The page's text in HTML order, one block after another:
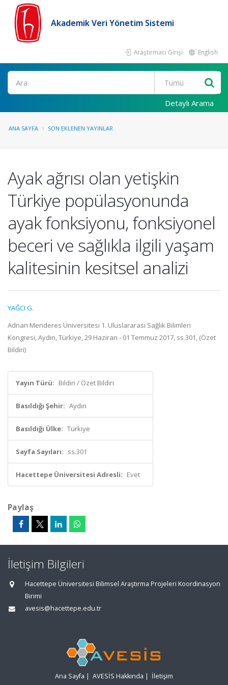
Akademik Veri Yönetim Sistemi
Araştırmacı Girişi English
Ara
Detaylı Arama
ANA SAYFA SON EKLENEN YAYINLAR
Ayak ağrısı olan yetişkin
Türkiye popülasyonunda
ayak fonksiyonu, fonksiyonel
beceri ve sağlıkla ilgili yaşam
kalitesinin kesitsel analizi
YAĞCI G.
Adnan Menderes Üniversitesi 1. Uluslararası Sağlık Bilimleri
Kongresi, Aydın, Türkiye, 29 Haziran - 01 Temmuz 2017, ss.301, (Özet
Bildiri)
Yayın Türü: Bildiri / Özet Bildiri
Basıldığı Şehir: Aydın
Basıldığı Ülke: Türkiye
Sayfa Sayıları: ss.301
Hacettepe Üniversitesi Adresli: Evet
Paylaş
İletişim Bilgileri
Hacettepe Üniversitesi Bilimsel Araştırma Projeleri Koordinasyon
Birimi
avesis@hacettepe.edu.tr
Ana Sayfa | AVESİS Hakkında | İletişim